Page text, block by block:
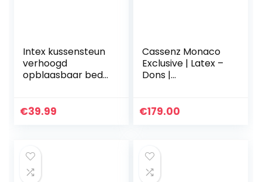
Intex kussensteun
verhoogd
opblaasbaar bed
€39.99
Cassenz Monaco
Exclusive | Latex –
Dons |
€179.00